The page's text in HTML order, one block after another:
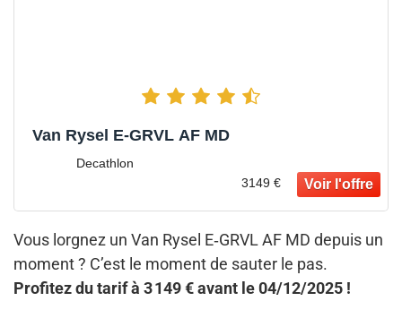
Van Rysel E‑GRVL AF MD
Decathlon
3149 €
Vous lorgnez un Van Rysel E‑GRVL AF MD depuis un
moment ? C’est le moment de sauter le pas.
Profitez du tarif à 3 149 € avant le 04/12/2025 !